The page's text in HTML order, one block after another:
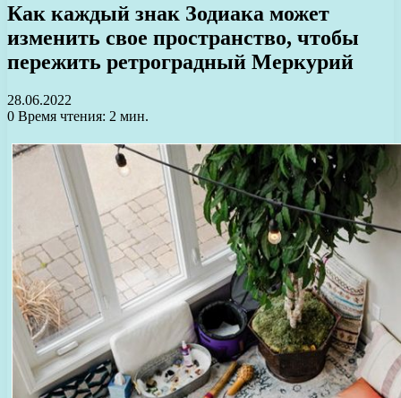
Как каждый знак Зодиака может
изменить свое пространство, чтобы
пережить ретроградный Меркурий
28.06.2022
0 Время чтения: 2 мин.